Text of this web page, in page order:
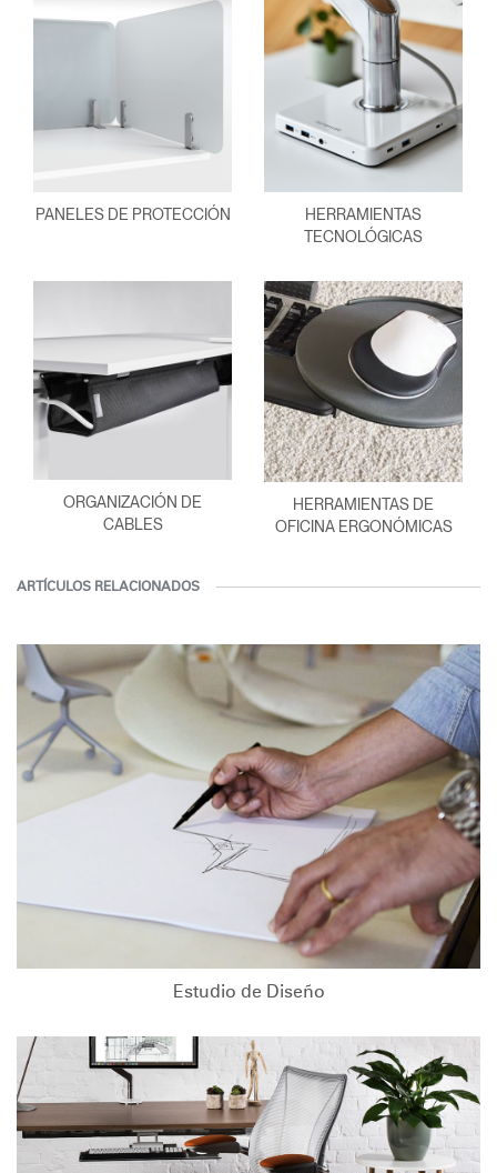
PANELES DE PROTECCIÓN
HERRAMIENTAS
TECNOLÓGICAS
ORGANIZACIÓN DE
CABLES
HERRAMIENTAS DE
OFICINA ERGONÓMICAS
ARTÍCULOS RELACIONADOS
Estudio de Diseño